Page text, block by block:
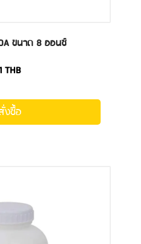
ขนาด 8 ออนซ์
THB
งซื้อ